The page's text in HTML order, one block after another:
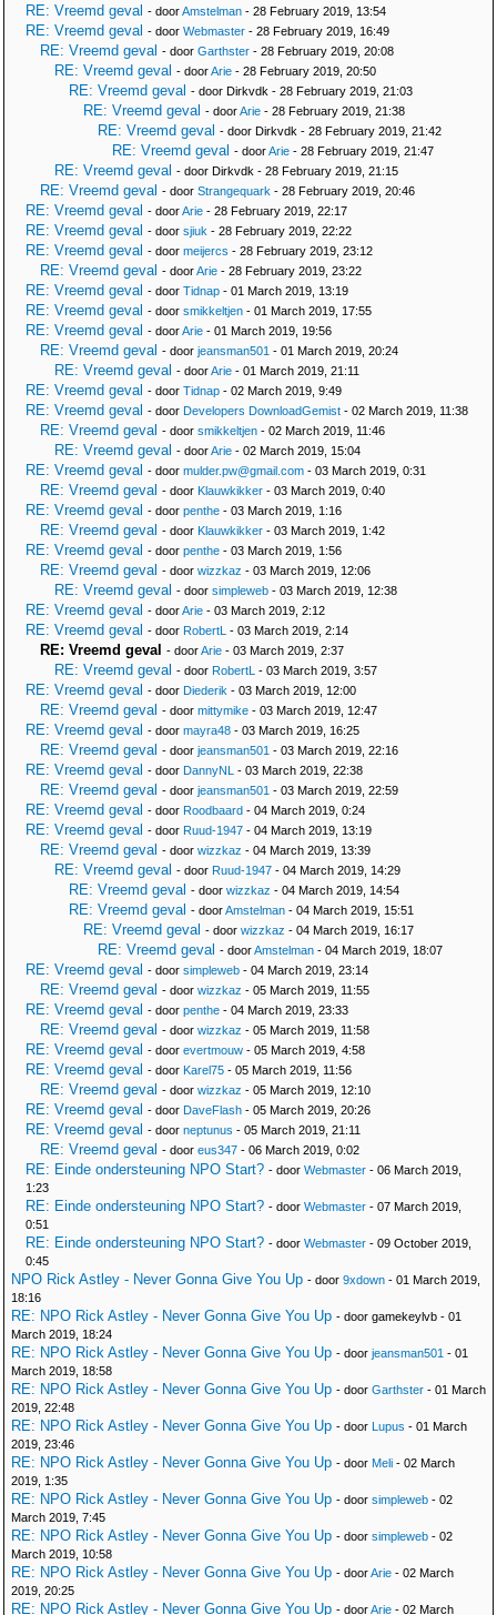
RE: Vreemd geval - doorAmstelman - 28 February 2019, 13:54
RE: Vreemd geval - door Webmaster - 28 February 2019, 16:49
RE: Vreemd geval - door Garthster - 28 February 2019, 20:08
RE: Vreemd geval - doorArie - 28 February 2019, 20:50
RE: Vreemd geval - door Dirkvdk - 28 February 2019, 21:03
RE: Vreemd geval - doorArie - 28 February 2019, 21:38
RE: Vreemd geval - door Dirkvdk - 28 February 2019, 21:42
RE: Vreemd geval - doorArie - 28 February 2019, 21:47
RE: Vreemd geval - door Dirkvdk - 28 February 2019, 21:15
RE: Vreemd geval - door Strangequark - 28 February 2019, 20:46
RE: Vreemd geval - doorArie - 28 February 2019, 22:17
RE: Vreemd geval - door sjiuk - 28 February 2019, 22:22
RE: Vreemd geval - door meijercs - 28 February 2019, 23:12
RE: Vreemd geval - doorArie - 28 February 2019, 23:22
RE: Vreemd geval - door Tidnap - 01 March 2019, 13:19
RE: Vreemd geval - door smikkeltjen - 01 March 2019, 17:55
RE: Vreemd geval - doorArie - 01 March 2019, 19:56
RE: Vreemd geval - door jeansman501 - 01 March 2019, 20:24
RE: Vreemd geval - doorArie - 01 March 2019, 21:11
RE: Vreemd geval - door Tidnap - 02 March 2019, 9:49
RE: Vreemd geval - door Developers DownloadGemist - 02 March 2019, 11:38
RE: Vreemd geval - door smikkeltjen - 02 March 2019, 11:46
RE: Vreemd geval - doorArie - 02 March 2019, 15:04
RE: Vreemd geval - door mulder.pw@gmail.com - 03 March 2019, 0:31
RE: Vreemd geval - door Klauwkikker - 03 March 2019, 0:40
RE: Vreemd geval - door penthe - 03 March 2019, 1:16
RE: Vreemd geval - door Klauwkikker - 03 March 2019, 1:42
RE: Vreemd geval - door penthe - 03 March 2019, 1:56
RE: Vreemd geval - door wizzkaz - 03 March 2019, 12:06
RE: Vreemd geval - door simpleweb - 03 March 2019, 12:38
RE: Vreemd geval - doorArie - 03 March 2019, 2:12
RE: Vreemd geval - door RobertL - 03 March 2019, 2:14
RE: Vreemd geval - doorArie - 03 March 2019, 2:37
RE: Vreemd geval - door RobertL - 03 March 2019, 3:57
RE: Vreemd geval - door Diederik - 03 March 2019, 12:00
RE: Vreemd geval - door mittymike - 03 March 2019, 12:47
RE: Vreemd geval - door mayra48 - 03 March 2019, 16:25
RE: Vreemd geval - door jeansman501 - 03 March 2019, 22:16
RE: Vreemd geval - door DannyNL - 03 March 2019, 22:38
RE: Vreemd geval - door jeansman501 - 03 March 2019, 22:59
RE: Vreemd geval - door Roodbaard - 04 March 2019, 0:24
RE: Vreemd geval - door Ruud-1947 - 04 March 2019, 13:19
RE: Vreemd geval - door wizzkaz - 04 March 2019, 13:39
RE: Vreemd geval - door Ruud-1947 - 04 March 2019, 14:29
RE: Vreemd geval - door wizzkaz - 04 March 2019, 14:54
RE: Vreemd geval - doorAmstelman - 04 March 2019, 15:51
RE: Vreemd geval - door wizzkaz - 04 March 2019, 16:17
RE: Vreemd geval - doorAmstelman - 04 March 2019, 18:07
RE: Vreemd geval - door simpleweb - 04 March 2019, 23:14
RE: Vreemd geval - door wizzkaz - 05 March 2019, 11:55
RE: Vreemd geval - door penthe - 04 March 2019, 23:33
RE: Vreemd geval - door wizzkaz - 05 March 2019, 11:58
RE: Vreemd geval - door evertmouw - 05 March 2019, 4:58
RE: Vreemd geval - door Karel75 - 05 March 2019, 11:56
RE: Vreemd geval - door wizzkaz - 05 March 2019, 12:10
RE: Vreemd geval - door DaveFlash - 05 March 2019, 20:26
RE: Vreemd geval - door neptunus - 05 March 2019, 21:11
RE: Vreemd geval - door eus347 - 06 March 2019, 0:02
RE: Einde ondersteuning NPO Start? - door Webmaster - 06 March 2019,
1:23
RE: Einde ondersteuning NPO Start? - door Webmaster - 07 March 2019,
0:51
RE: Einde ondersteuning NPO Start? - door Webmaster - 09 October 2019,
0:45
NPO Rick Astley - Never Gonna Give You Up - door 9xdown - 01 March 2019,
18:16
RE: NPO Rick Astley - Never Gonna Give You Up - door gamekeylvb - 01
March 2019, 18:24
RE: NPO Rick Astley - Never Gonna Give You Up - door jeansman501 - 01
March 2019, 18:58
RE: NPO Rick Astley - Never Gonna Give You Up - door Garthster - 01 March
2019, 22:48
RE: NPO Rick Astley - Never Gonna Give You Up - door Lupus - 01 March
2019, 23:46
RE: NPO Rick Astley - Never Gonna Give You Up - door Meli - 02 March
2019, 1:35
RE: NPO Rick Astley - Never Gonna Give You Up - door simpleweb - 02
March 2019, 7:45
RE: NPO Rick Astley - Never Gonna Give You Up - door simpleweb - 02
March 2019, 10:58
RE: NPO Rick Astley - Never Gonna Give You Up - doorArie - 02 March
2019, 20:25
RE: NPO Rick Astley - Never Gonna Give You Up - doorArie - 02 March